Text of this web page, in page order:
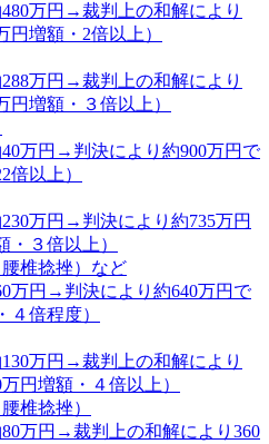
万円→裁判上の和解により
円増額・2倍以上）
万円→裁判上の和解により
円増額・３倍以上）
万円→判決により約900万円で
倍以上）
万円→判決により約735万円
・３倍以上）
椎捻挫）など
万円→判決により約640万円で
４倍程度）
万円→裁判上の和解により
円増額・４倍以上）
椎捻挫）
万円→裁判上の和解により360